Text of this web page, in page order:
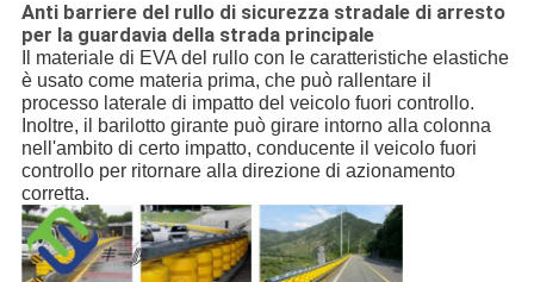
Anti barriere del rullo di sicurezza stradale di arresto
per la guardavia della strada principale
Il materiale di EVA del rullo con le caratteristiche elastiche
è usato come materia prima, che può rallentare il
processo laterale di impatto del veicolo fuori controllo.
Inoltre, il barilotto girante può girare intorno alla colonna
nell'ambito di certo impatto, conducente il veicolo fuori
controllo per ritornare alla direzione di azionamento
corretta.